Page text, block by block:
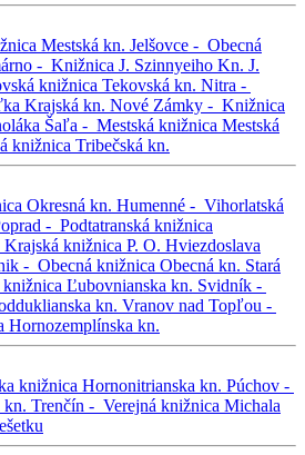
Mestská kn. Jelšovce - Obecná
- Knižnica J. Szinnyeiho Kn. J.
knižnica Tekovská kn. Nitra -
Krajská kn. Nové Zámky - Knižnica
Šaľa - Mestská knižnica Mestská
knižnica Tribečská kn.
Okresná kn. Humenné - Vihorlatská
- Podtatranská knižnica
Krajská knižnica P. O. Hviezdoslava
- Obecná knižnica Obecná kn. Stará
Ľubovnianska kn. Svidník -
kn. Vranov nad Topľou -
Hornozemplínska kn.
knižnica Hornonitrianska kn. Púchov -
kn. Trenčín - Verejná knižnica Michala